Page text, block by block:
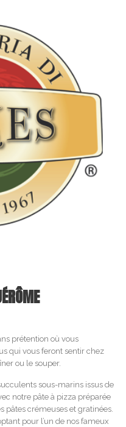
prétention où vous
qui vous feront sentir chez
ou le souper.
sous-marins issus de
notre pâte à pizza préparée
pâtes crémeuses et gratinées.
pour l’un de nos fameux